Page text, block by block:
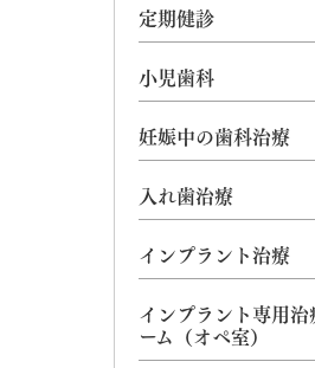
定期健診
小児歯科
妊娠中の歯科治療
入れ歯治療
インプラント治療
インプラント専用
ーム（オペ室）